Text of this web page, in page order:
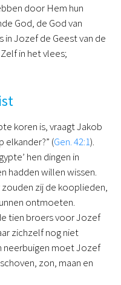
door Hem hun
God, de God van
in Jozef de Geest van de
in het vlees;
koren is, vraagt Jakob
elkander?” (Gen. 42:1).
hen dingen in
hadden willen wissen.
zouden zij de kooplieden,
ontmoeten.
tien broers voor Jozef
zichzelf nog niet
neerbuigen moet Jozef
zon, maan en